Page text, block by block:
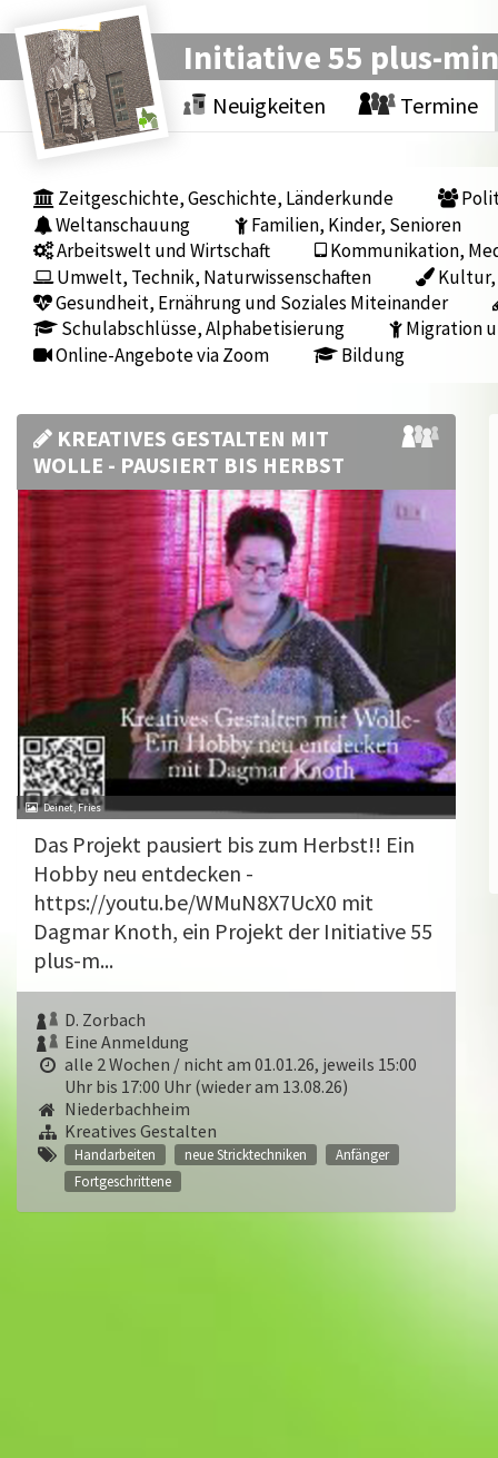
Initiative 55 plus-
Neuigkeiten Termine
Zeitgeschichte, Geschichte, Länderkunde
Weltanschauung
Familien, Kinder, Senioren
Arbeitswelt und Wirtschaft
Kommunikation,
Umwelt, Technik, Naturwissenschaften
Kultur,
Gesundheit, Ernährung und Soziales Miteinander
Schulabschlüsse, Alphabetisierung
Migration
Online-Angebote via Zoom
Bildung
KREATIVES GESTALTEN MIT
WOLLE - PAUSIERT BIS HERBST
Deinet, Fries
Das Projekt pausiert bis zum Herbst!! Ein
Hobby neu entdecken -
https://youtu.be/WMuN8X7UcX0 mit
Dagmar Knoth, ein Projekt der Initiative 55
plus-m...
D. Zorbach
Eine Anmeldung
alle 2 Wochen / nicht am 01.01.26, jeweils 15:00
Uhr bis 17:00 Uhr (wieder am 13.08.26)
Niederbachheim
Kreatives Gestalten
Handarbeiten neue Stricktechniken
Anfänger
Fortgeschrittene